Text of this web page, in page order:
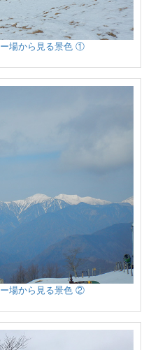
場から見る景色 ①
場から見る景色 ②